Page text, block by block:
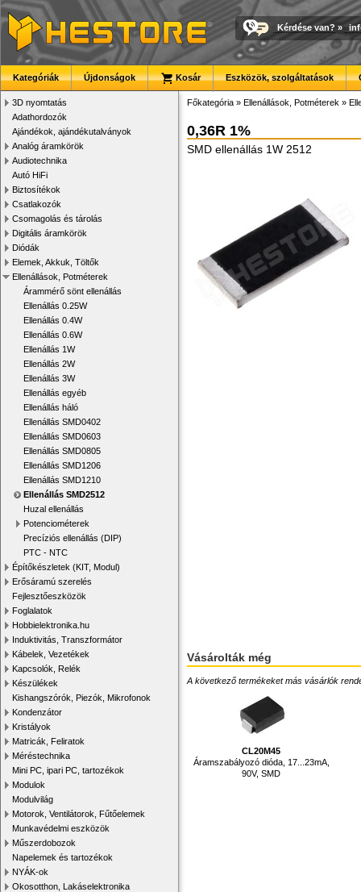
Kérdése van? »
Kategóriák Újdonságok Kosár Eszközök, szolgáltatások
3D nyomtatás
Adathordozók
Ajándékok, ajándékutalványok
Analóg áramkörök
Audiotechnika
Autó HiFi
Biztosítékok
Csatlakozók
Csomagolás és tárolás
Digitális áramkörök
Diódák
Elemek, Akkuk, Töltők
Ellenállások, Potméterek
Árammérő sönt ellenállás
Ellenállás 0.25W
Ellenállás 0.4W
Ellenállás 0.6W
Ellenállás 1W
Ellenállás 2W
Ellenállás 3W
Ellenállás egyéb
Ellenállás háló
Ellenállás SMD0402
Ellenállás SMD0603
Ellenállás SMD0805
Ellenállás SMD1206
Ellenállás SMD1210
Ellenállás SMD2512
Huzal ellenállás
Potenciométerek
Precíziós ellenállás (DIP)
PTC - NTC
Építőkészletek (KIT, Modul)
Erősáramú szerelés
Fejlesztőeszközök
Foglalatok
Hobbielektronika.hu
Induktivitás, Transzformátor
Kábelek, Vezetékek
Kapcsolók, Relék
Készülékek
Kishangszórók, Piezók, Mikrofonok
Kondenzátor
Kristályok
Matricák, Feliratok
Méréstechnika
Mini PC, ipari PC, tartozékok
Modulok
Modulvilág
Motorok, Ventilátorok, Fűtőelemek
Munkavédelmi eszközök
Műszerdobozok
Napelemek és tartozékok
NYÁK-ok
Okosotthon, Lakáselektronika
Főkategória » Ellenállások, Potméterek »
0,36R 1%
SMD ellenállás 1W 2512
Vásárolták még
A következő termékeket más vásárlók
CL20M45
Áramszabályozó dióda, 17...23mA,
90V, SMD